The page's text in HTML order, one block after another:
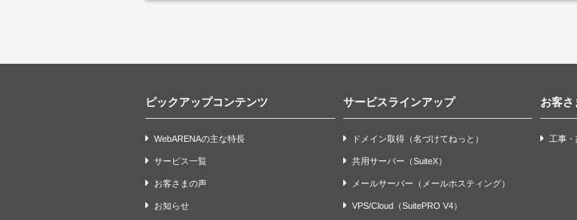
ピックアップコンテンツ
WebARENAの主な特長
サービス一覧
お客さまの声
お知らせ
サービスラインアップ
ドメイン取得（名づけてねっと）
共用サーバー（SuiteX）
メールサーバー（メールホスティング）
VPS/Cloud（SuitePRO V4）
お客さ
工事